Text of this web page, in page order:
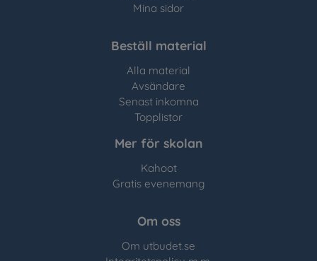
Mina sidor
Beställ material
Alla material
Avsändare
Senast inkomna
Topplistor
Mer för skolan
Kahoot
Gratis evenemang
Om oss
Om utbudet.se